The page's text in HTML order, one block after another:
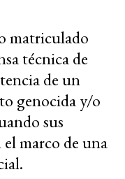
matriculado
técnica de
de un
genocida y/o
sus
marco de una